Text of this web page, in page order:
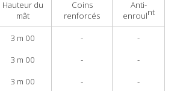
Hauteur du
mât
Coins
renforcés
Anti-
enroulnt
3 m 00 -
-
3 m 00 -
-
3 m 00 -
-